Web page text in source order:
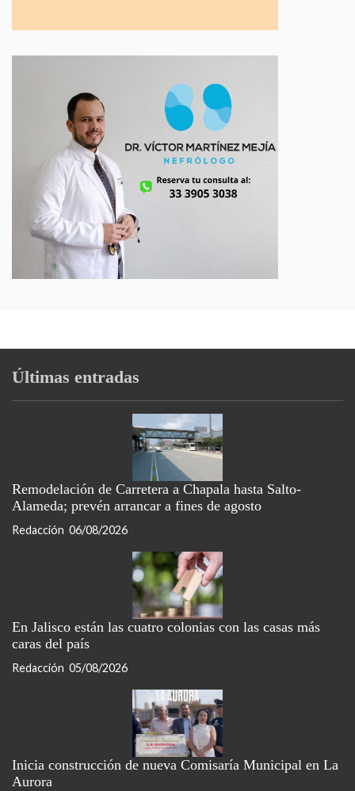
Últimas entradas
Remodelación de Carretera a Chapala hasta Salto-
Alameda; prevén arrancar a fines de agosto
Redacción 06/08/2026
En Jalisco están las cuatro colonias con las casas más
caras del país
Redacción 05/08/2026
Inicia construcción de nueva Comisaría Municipal en La
Aurora